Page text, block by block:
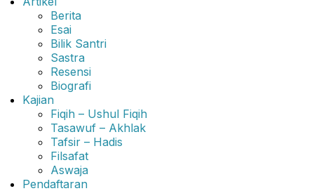
Berita
Esai
Bilik Santri
Sastra
Resensi
Biografi
Kajian
Fiqih – Ushul Fiqih
Tasawuf – Akhlak
Tafsir – Hadis
Filsafat
Aswaja
Pendaftaran